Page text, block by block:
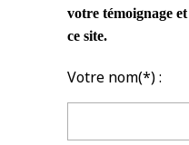
votre témoignage
ce site.
Votre nom(*) :